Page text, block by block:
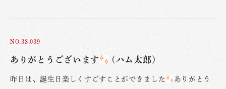
NO.38,039
ありがとうございます (ハム太郎)
昨日は、誕生日楽しくすごすことができました
ありがとう